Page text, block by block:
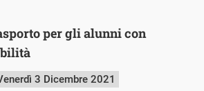
per gli alunni con
3 Dicembre 2021